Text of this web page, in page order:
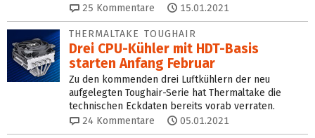
25 Kommentare 15.01.2021
THERMALTAKE TOUGHAIR
Drei CPU-Kühler mit HDT-Basis
starten Anfang Februar
Zu den kommenden drei Luftkühlern der neu
aufgelegten Toughair-Serie hat Thermaltake die
technischen Eckdaten bereits vorab verraten.
24 Kommentare 05.01.2021